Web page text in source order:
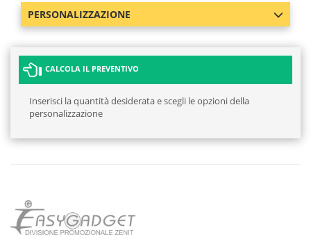
PERSONALIZZAZIONE
CALCOLA IL PREVENTIVO
Inserisci la quantità desiderata e scegli le opzioni della
personalizzazione